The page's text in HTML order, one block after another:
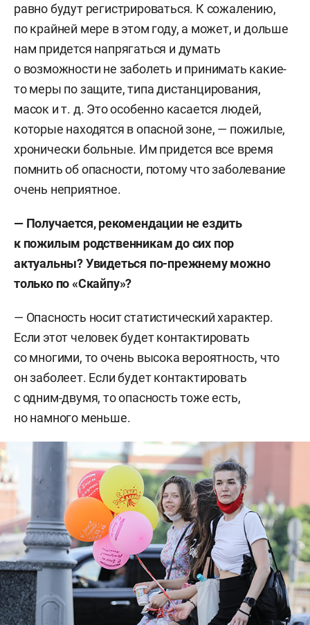
равно будут регистрироваться. К сожалению,
по крайней мере в этом году, а может, и дольше
нам придется напрягаться и думать
о возможности не заболеть и принимать какие-
то меры по защите, типа дистанцирования,
масок и т. д. Это особенно касается людей,
которые находятся в опасной зоне, — пожилые,
хронически больные. Им придется все время
помнить об опасности, потому что заболевание
очень неприятное.
— Получается, рекомендации не ездить
к пожилым родственникам до сих пор
актуальны? Увидеться по-прежнему можно
только по «Скайпу»?
— Опасность носит статистический характер.
Если этот человек будет контактировать
со многими, то очень высока вероятность, что
он заболеет. Если будет контактировать
с одним-двумя, то опасность тоже есть,
но намного меньше.